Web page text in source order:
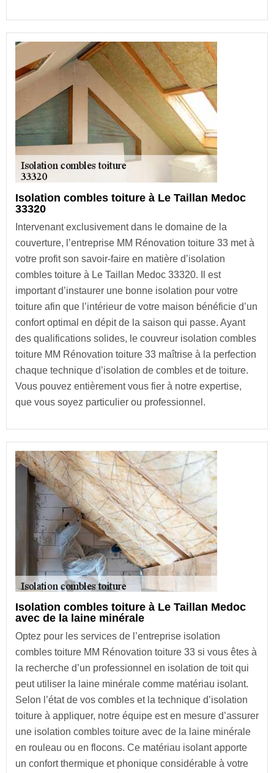
Isolation combles toiture à Le Taillan Medoc
33320
Intervenant exclusivement dans le domaine de la
couverture, l’entreprise MM Rénovation toiture 33 met à
votre profit son savoir-faire en matière d’isolation
combles toiture à Le Taillan Medoc 33320. Il est
important d’instaurer une bonne isolation pour votre
toiture afin que l’intérieur de votre maison bénéficie d’un
confort optimal en dépit de la saison qui passe. Ayant
des qualifications solides, le couvreur isolation combles
toiture MM Rénovation toiture 33 maîtrise à la perfection
chaque technique d’isolation de combles et de toiture.
Vous pouvez entièrement vous fier à notre expertise,
que vous soyez particulier ou professionnel.
Isolation combles toiture à Le Taillan Medoc
avec de la laine minérale
Optez pour les services de l’entreprise isolation
combles toiture MM Rénovation toiture 33 si vous êtes à
la recherche d’un professionnel en isolation de toit qui
peut utiliser la laine minérale comme matériau isolant.
Selon l’état de vos combles et la technique d’isolation
toiture à appliquer, notre équipe est en mesure d’assurer
une isolation combles toiture avec de la laine minérale
en rouleau ou en flocons. Ce matériau isolant apporte
un confort thermique et phonique considérable à votre